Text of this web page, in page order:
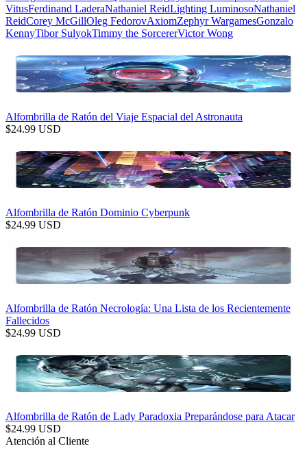
VitusFerdinand LaderaNathaniel ReidLighting LuminosoNathaniel
ReidCorey McGillOleg FedorovAxiomZephyr WargamesGonzalo
KennyTibor SulyokTimmy the SorcererVictor Wong
Alfombrilla de Ratón del Viaje Espacial del Astronauta
$24.99 USD
Alfombrilla de Ratón Dominio Cyberpunk
$24.99 USD
Alfombrilla de Ratón Necrología: Una Lista de los Recientemente
Fallecidos
$24.99 USD
Alfombrilla de Ratón de Lady Paradoxia Preparándose para Atacar
$24.99 USD
Atención al Cliente